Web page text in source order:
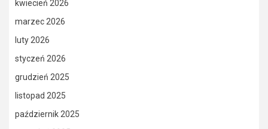
kwiecień 2026
marzec 2026
luty 2026
styczeń 2026
grudzień 2025
listopad 2025
październik 2025